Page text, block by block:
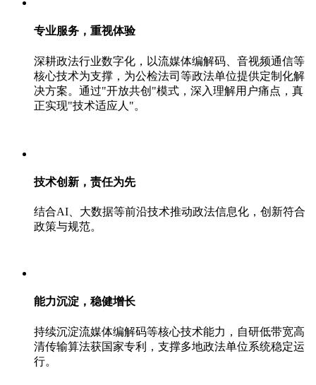
专业服务，重视体验
深耕政法行业数字化，以流媒体编解码、音视频通信等
核心技术为支撑，为公检法司等政法单位提供定制化解
决方案。通过"开放共创"模式，深入理解用户痛点，真
正实现"技术适应人"。
技术创新，责任为先
结合AI、大数据等前沿技术推动政法信息化，创新符合
政策与规范。
能力沉淀，稳健增长
持续沉淀流媒体编解码等核心技术能力，自研低带宽高
清传输算法获国家专利，支撑多地政法单位系统稳定运
行。